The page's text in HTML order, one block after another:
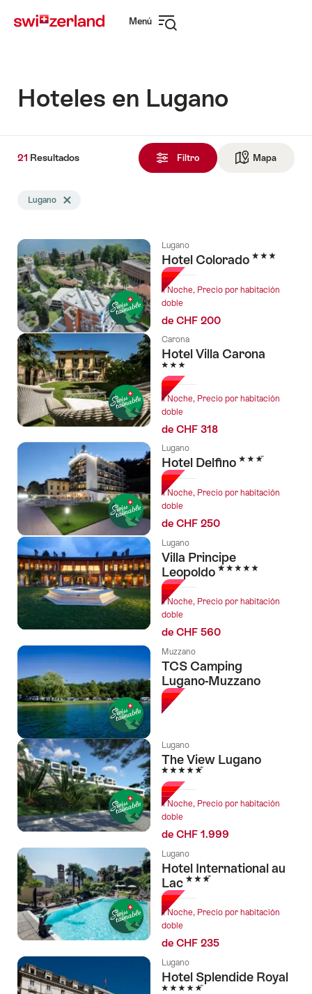
por
rápida
Menú
Hoteles en Lugano
Resultados
Filtro Mapa
21 Resultados
búsqueda
siguientes
etiquetas
Lugano Eliminar etiqueta Lugano
Lugano
Hotel Colorado 3 Estrellas
1 Noche, Precio por habitación
doble
de CHF 200
Carona
Hotel Villa Carona
3 Estrellas
1 Noche, Precio por habitación
doble
de CHF 318
Lugano
Hotel Delfino 3 Estrellas
1 Noche, Precio por habitación
doble
de CHF 250
Lugano
Villa Principe
Leopoldo 5 Estrellas
1 Noche, Precio por habitación
doble
de CHF 560
Muzzano
TCS Camping
Lugano-Muzzano
Lugano
The View Lugano
5 Estrellas
1 Noche, Precio por habitación
doble
de CHF 1.999
Lugano
Hotel International au
Lac 3 Estrellas
1 Noche, Precio por habitación
doble
de CHF 235
Lugano
Hotel Splendide Royal
5 Estrellas